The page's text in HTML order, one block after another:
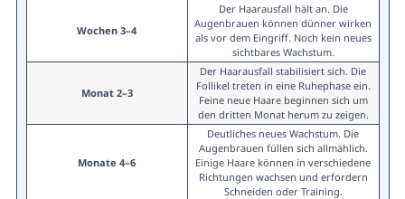
Wochen 3–4
Der Haarausfall hält an. Die
Augenbrauen können dünner wirken
als vor dem Eingriff. Noch kein neues
sichtbares Wachstum.
Monat 2–3
Der Haarausfall stabilisiert sich. Die
Follikel treten in eine Ruhephase ein.
Feine neue Haare beginnen sich um
den dritten Monat herum zu zeigen.
Monate 4–6
Deutliches neues Wachstum. Die
Augenbrauen füllen sich allmählich.
Einige Haare können in verschiedene
Richtungen wachsen und erfordern
Schneiden oder Training.